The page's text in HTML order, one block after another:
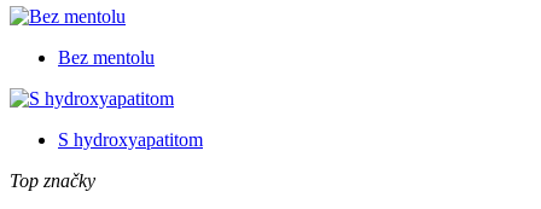
Bez mentolu
S hydroxyapatitom
Top značky